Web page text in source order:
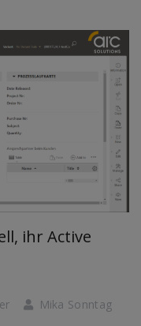
ihr Active
Mika Sonntag